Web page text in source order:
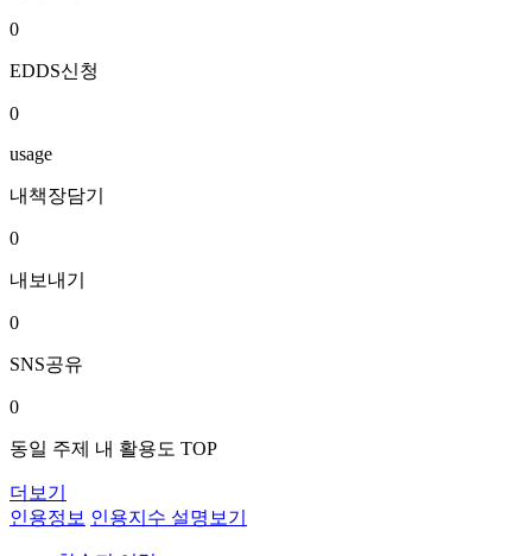
0
EDDS신청
0
usage
내책장담기
0
내보내기
0
SNS공유
0
동일 주제 내 활용도 TOP
더보기
인용정보 인용지수 설명보기